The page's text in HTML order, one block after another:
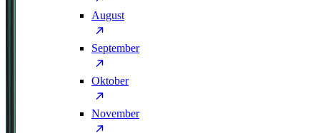
August
September
Oktober
November